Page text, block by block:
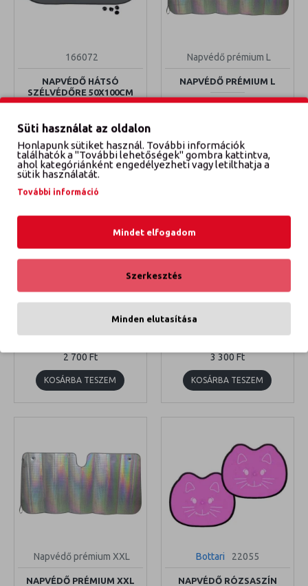
166072
NAPVÉDŐ HÁTSÓ
SZÉLVÉDŐRE 50X100CM
KOSÁRBA TESZEM
Napvédő prémium L
NAPVÉDŐ PRÉMIUM L
2 900 Ft
NAPVÉDŐ PRÉMIUM M
2 700 Ft
KOSÁRBA TESZEM
NAPVÉDŐ PRÉMIUM XL
3 300 Ft
KOSÁRBA TESZEM
Napvédő prémium XXL
NAPVÉDŐ PRÉMIUM XXL
Bottari 22055
NAPVÉDŐ RÓZSASZÍN
Süti használat az oldalon
Honlapunk sütiket használ. További információk
találhatók a "További lehetőségek" gombra kattintva,
ahol kategóriánként engedélyezheti vagy letilthatja a
sütik használatát.
További információ
Mindet elfogadom
Szerkesztés
Minden elutasítása